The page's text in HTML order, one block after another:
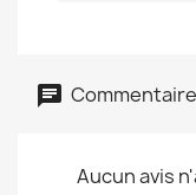
Aucun avis